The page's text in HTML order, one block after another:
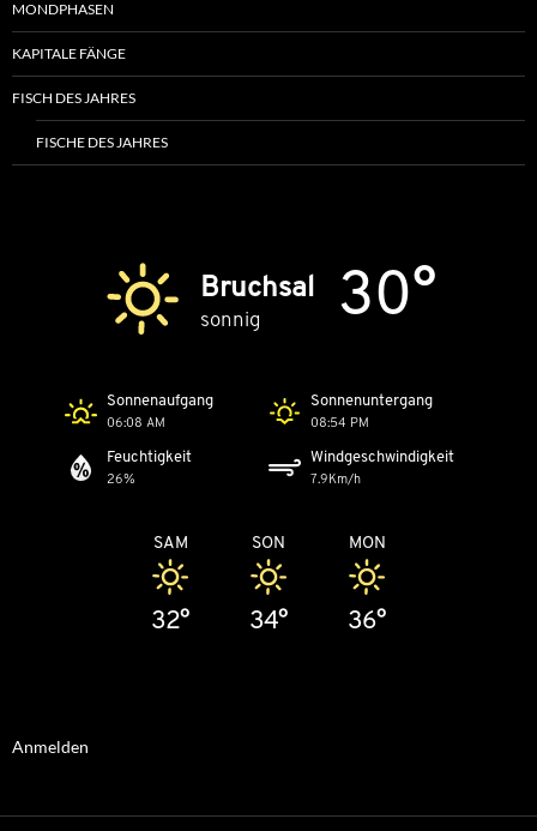
MONDPHASEN
KAPITALE FÄNGE
FISCH DES JAHRES
FISCHE DES JAHRES
Bruchsal
sonnig 30°
Sonnenaufgang
06:08 AM
Sonnenuntergang
08:54 PM
Feuchtigkeit
26%
Windgeschwindigkeit
7.9Km/h
SAM
32°
SON
34°
MON
36°
Anmelden